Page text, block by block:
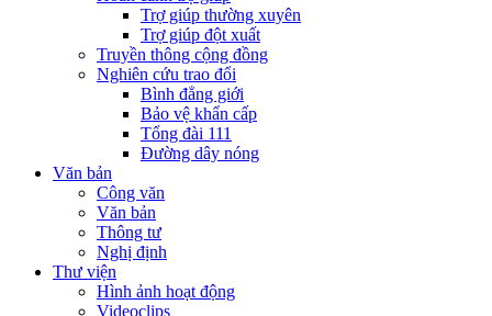
Trợ giúp thường xuyên
Trợ giúp đột xuất
Truyền thông cộng đồng
Nghiên cứu trao đổi
Bình đẳng giới
Bảo vệ khẩn cấp
Tổng đài 111
Đường dây nóng
Văn bản
Công văn
Văn bản
Thông tư
Nghị định
Thư viện
Hình ảnh hoạt động
Videoclips